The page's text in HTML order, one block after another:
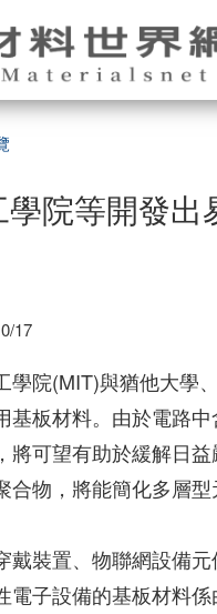
學院等開發
17
學院(MIT)與猶他大學
基板材料。由於電路
將可望有助於緩解日
合物，將能簡化多層型
戴裝置、物聯網設備
電子設備的基板材料